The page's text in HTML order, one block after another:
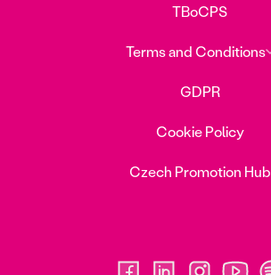
TBoCPS
Terms and Conditions
GDPR
Cookie Policy
Czech Promotion Hub